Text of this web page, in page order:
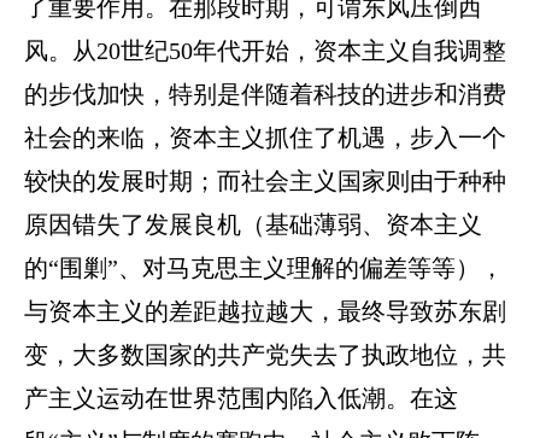
了重要作用。在那段时期，可谓东风压倒西
风。从20世纪50年代开始，资本主义自我调整
的步伐加快，特别是伴随着科技的进步和消费
社会的来临，资本主义抓住了机遇，步入一个
较快的发展时期；而社会主义国家则由于种种
原因错失了发展良机（基础薄弱、资本主义
的“围剿”、对马克思主义理解的偏差等等），
与资本主义的差距越拉越大，最终导致苏东剧
变，大多数国家的共产党失去了执政地位，共
产主义运动在世界范围内陷入低潮。在这